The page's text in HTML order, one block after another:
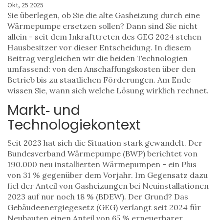
Okt, 25 2025
Sie überlegen, ob Sie die alte Gasheizung durch eine
Wärmepumpe ersetzen sollen? Dann sind Sie nicht
allein - seit dem Inkrafttreten des GEG 2024 stehen
Hausbesitzer vor dieser Entscheidung. In diesem
Beitrag vergleichen wir die beiden Technologien
umfassend: von den Anschaffungskosten über den
Betrieb bis zu staatlichen Förderungen. Am Ende
wissen Sie, wann sich welche Lösung wirklich rechnet.
Markt‑ und
Technologiekontext
Seit 2023 hat sich die Situation stark gewandelt. Der
Bundesverband Wärmepumpe (BWP) berichtet von
190.000 neu installierten Wärmepumpen - ein Plus
von 31 % gegenüber dem Vorjahr. Im Gegensatz dazu
fiel der Anteil von Gasheizungen bei Neuinstallationen
2023 auf nur noch 18 % (BDEW). Der Grund? Das
Gebäudeenergiegesetz (GEG) verlangt seit 2024 für